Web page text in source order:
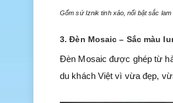
Gốm sứ Iznik tinh xảo, nổi bật sắc lam
3. Đèn Mosaic – Sắc màu
Đèn Mosaic được ghép từ
du khách Việt vì vừa đẹp,